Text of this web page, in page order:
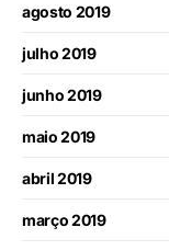
agosto 2019
julho 2019
junho 2019
maio 2019
abril 2019
março 2019